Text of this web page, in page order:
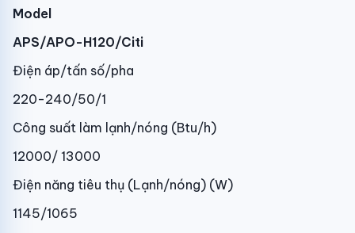
Model
APS/APO-H120/Citi
Điện áp/tấn số/pha
220-240/50/1
Công suất làm lạnh/nóng (Btu/h)
12000/ 13000
Điện năng tiêu thụ (Lạnh/nóng) (W)
1145/1065